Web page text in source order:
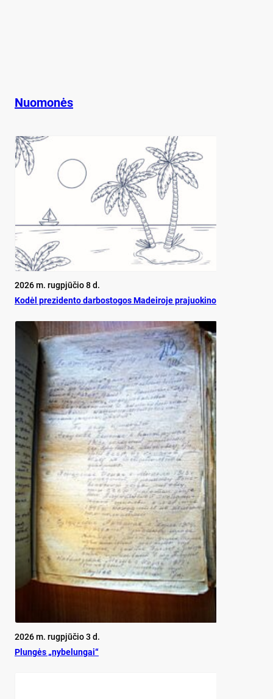
Nuomonės
2026 m. rugpjūčio 8 d.
Ko­dėl pre­zi­den­to dar­bos­to­gos Ma­dei­ro­je pra­juo­ki­no
2026 m. rugpjūčio 3 d.
Plun­gės „ny­be­lun­gai“